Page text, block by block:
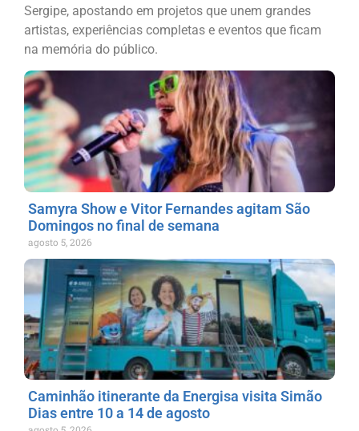
Sergipe, apostando em projetos que unem grandes
artistas, experiências completas e eventos que ficam
na memória do público.
Samyra Show e Vitor Fernandes agitam São
Domingos no final de semana
agosto 5, 2026
Caminhão itinerante da Energisa visita Simão
Dias entre 10 a 14 de agosto